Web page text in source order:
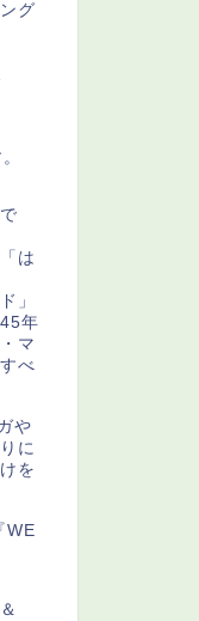
グ
は
」
年
マ
べ
や
に
を
WE